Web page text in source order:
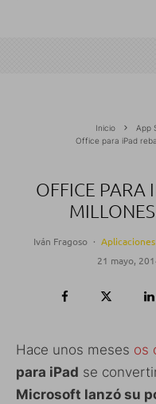
Inicio App
Office para iPad
OFFICE PARA
Iván Fragoso · Aplicaciones
21 mayo,
Hace unos meses os
para iPad se
Microsoft lanzó su